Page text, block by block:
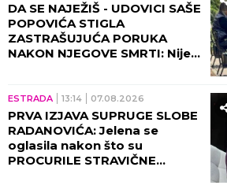
DA SE NAJEŽIŠ - UDOVICI SAŠE
POPOVIĆA STIGLA
ZASTRAŠUJUĆA PORUKA
NAKON NJEGOVE SMRTI: Nije
ESTRADA 13:14 07.08.2026
PRVA IZJAVA SUPRUGE SLOBE
RADANOVIĆA: Jelena se
oglasila nakon što su
PROCURILE STRAVIČNE